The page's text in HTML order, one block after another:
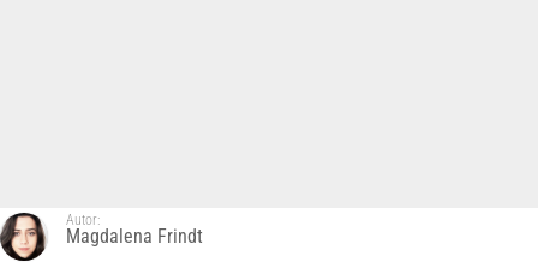
Autor:
Magdalena Frindt